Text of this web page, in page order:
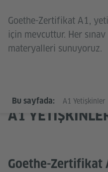
Goethe-Zertifikat A1,
için mevcuttur. Her
materyalleri sunuyoruz.
Bu sayfada: A1 Yetişkinler
A1
Goethe-Zertifikat